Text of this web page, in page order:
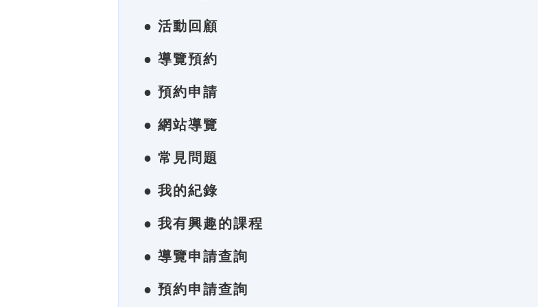
● 活動回顧
● 導覽預約
● 預約申請
● 網站導覽
● 常見問題
● 我的紀錄
● 我有興趣的課程
● 導覽申請查詢
● 預約申請查詢